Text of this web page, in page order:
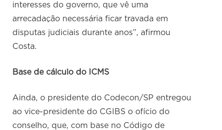
interesses do governo, que vê uma
arrecadação necessária ficar travada em
disputas judiciais durante anos”, afirmou
Costa.
Base de cálculo do ICMS
Ainda, o presidente do Codecon/SP entregou
ao vice-presidente do CGIBS o ofício do
conselho, que, com base no Código de